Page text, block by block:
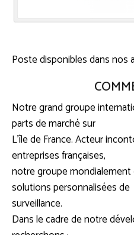
Poste disponibles dans nos
Notre grand groupe
parts de marché sur
L’île de France. Acteur
entreprises françaises,
notre groupe
solutions personnalisées de
surveillance.
Dans le cadre de notre